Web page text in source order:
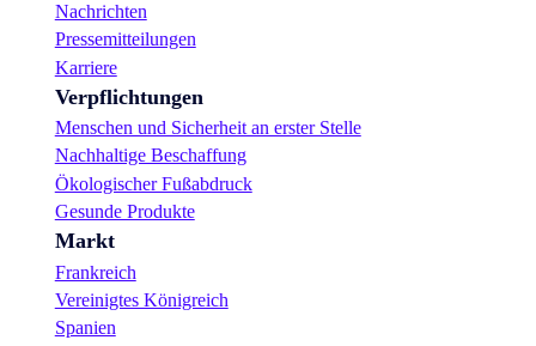
Nachrichten
Pressemitteilungen
Karriere
Verpflichtungen
Menschen und Sicherheit an erster Stelle
Nachhaltige Beschaffung
Ökologischer Fußabdruck
Gesunde Produkte
Markt
Frankreich
Vereinigtes Königreich
Spanien